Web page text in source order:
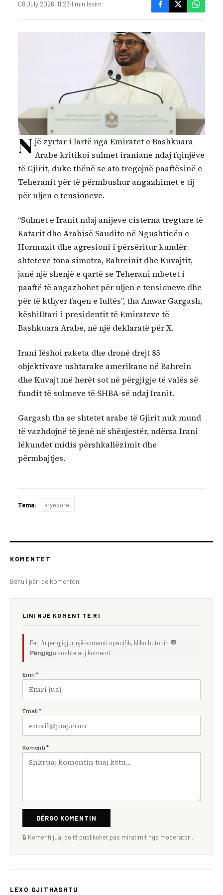
08 July 2026, 11:23·1 min lexim
N jë zyrtar i lartë nga Emiratet e Bashkuara
Arabe kritikoi sulmet iraniane ndaj fqinjëve
të Gjirit, duke thënë se ato tregojnë paaftësinë e
Teheranit për të përmbushur angazhimet e tij
për uljen e tensioneve.
“Sulmet e Iranit ndaj anijeve cisterna tregtare të
Katarit dhe Arabisë Saudite në Ngushticën e
Hormuzit dhe agresioni i përsëritur kundër
shteteve tona simotra, Bahreinit dhe Kuvajtit,
janë një shenjë e qartë se Teherani mbetet i
paaftë të angazhohet për uljen e tensioneve dhe
për të kthyer faqen e luftës”, tha Anwar Gargash,
këshilltari i presidentit të Emirateve të
Bashkuara Arabe, në një deklaratë për X.
Irani lëshoi ​​raketa dhe dronë drejt 85
objektivave ushtarake amerikane në Bahrein
dhe Kuvajt më herët sot në përgjigje të valës së
fundit të sulmeve të SHBA-së ndaj Iranit.
Gargash tha se shtetet arabe të Gjirit nuk mund
të vazhdojnë të jenë në shënjestër, ndërsa Irani
lëkundet midis përshkallëzimit dhe
përmbajtjes.
Tema: kryesore
KOMENTET
Bëhu i pari që komenton!
LINI NJË KOMENT TË RI
Për t'u përgjigjur një komenti specifik, kliko butonin 💬
Përgjigju poshtë atij komenti.
Emri *
Email *
Komenti *
DËRGO KOMENTIN
🔒 Komenti juaj do të publikohet pas miratimit nga moderatori.
LEXO GJITHASHTU